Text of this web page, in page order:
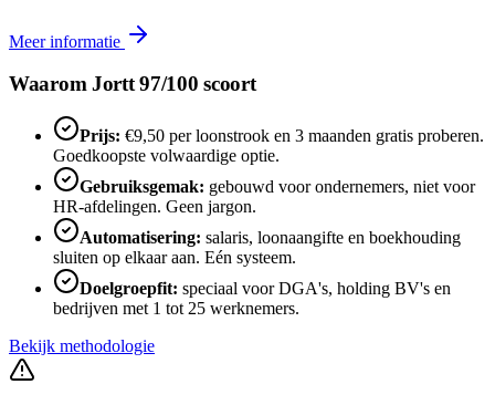
Meer informatie
Waarom Jortt 97/100 scoort
Prijs: €9,50 per loonstrook en 3 maanden gratis proberen.
Goedkoopste volwaardige optie.
Gebruiksgemak: gebouwd voor ondernemers, niet voor
HR-afdelingen. Geen jargon.
Automatisering: salaris, loonaangifte en boekhouding
sluiten op elkaar aan. Eén systeem.
Doelgroepfit: speciaal voor DGA's, holding BV's en
bedrijven met 1 tot 25 werknemers.
Bekijk methodologie